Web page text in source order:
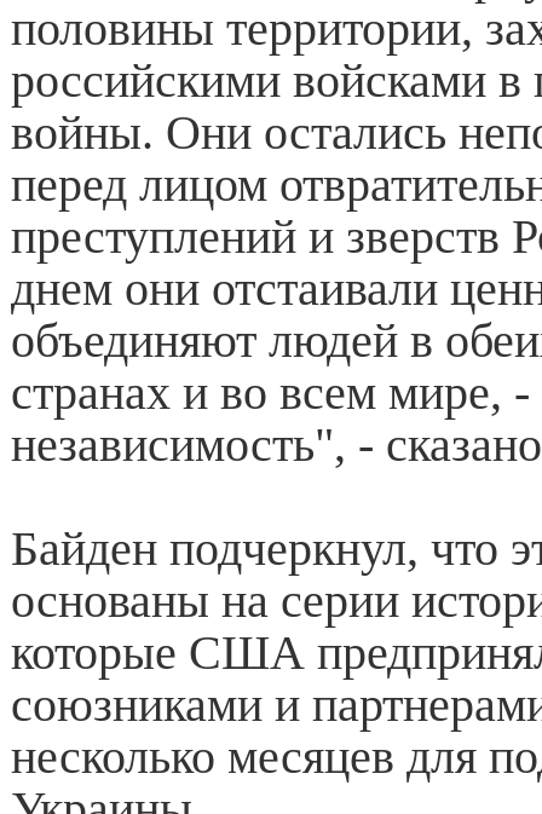
половины территории,
российскими войсками в
войны. Они остались
перед лицом
преступлений и зверств
днем они отстаивали
объединяют людей в
странах и во всем мире,
независимость", -
Байден подчеркнул, что
основаны на серии
которые США
союзниками и
несколько месяцев для